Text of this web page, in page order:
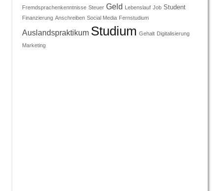
Fremdsprachenkenntnisse Steuer Geld Lebenslauf Job Student
Finanzierung Anschreiben Social Media Fernstudium
Auslandspraktikum Studium Gehalt Digitalisierung
Marketing